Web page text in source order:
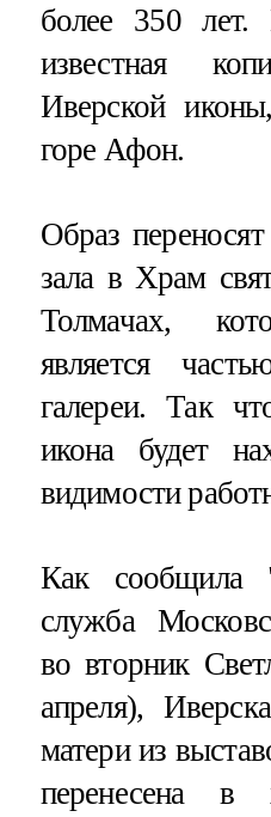
более 350 лет.
известная
Иверской
горе Афон.
Образ
зала в Храм
Толмачах,
является
галереи. Так
икона будет
видимости
Как сообщила
служба
во вторник
апреля),
матери из
перенесена в